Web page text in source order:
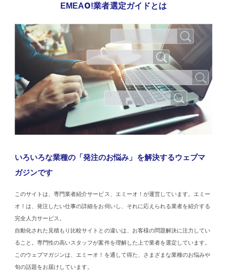
EMEAO!業者選定ガイドとは
いろいろな業種の「発注のお悩み」を解決するウェブマ
ガジンです
このサイトは、専門業者紹介サービス、エミーオ！が運営しています。エミー
オ！は、発注したい仕事の詳細をお伺いし、それに応えられる業者を紹介する
完全人力サービス。
自動化された見積もり比較サイトとの違いは、お客様の問題解決に注力してい
ること。専門性の高いスタッフが案件を理解した上で業者を選定しています。
このウェブマガジンは、エミーオ！を通して得た、さまざまな業種のお悩みや
旬の話題をお届けしています。